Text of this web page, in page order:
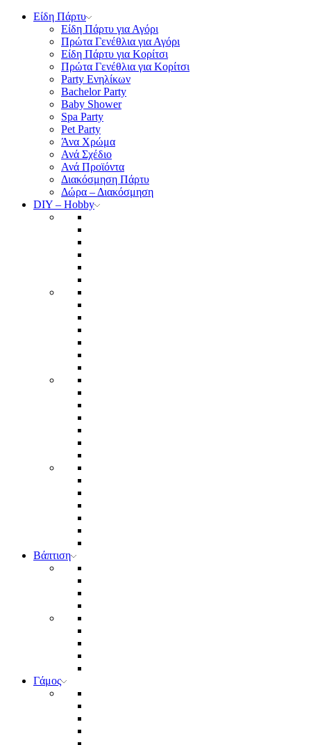
Είδη Πάρτυ
Είδη Πάρτυ για Αγόρι
Πρώτα Γενέθλια για Αγόρι
Είδη Πάρτυ για Κορίτσι
Πρώτα Γενέθλια για Κορίτσι
Party Ενηλίκων
Bachelor Party
Baby Shower
Spa Party
Pet Party
Άνα Χρώμα
Ανά Σχέδιο
Ανά Προϊόντα
Διακόσμηση Πάρτυ
Δώρα – Διακόσμηση
DIY – Hobby
Βάπτιση
Γάμος